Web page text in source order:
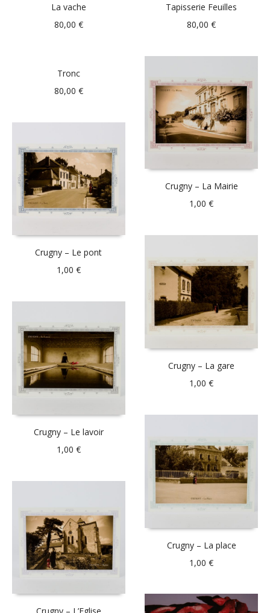
La vache
80,00 €
Tapisserie Feuilles
80,00€
Tronc
80,00 €
Crugny – La Mairie
1,00€
Crugny – Le pont
1,00 €
Crugny – La gare
1,00€
Crugny – Le lavoir
1,00 €
Crugny – La place
1,00€